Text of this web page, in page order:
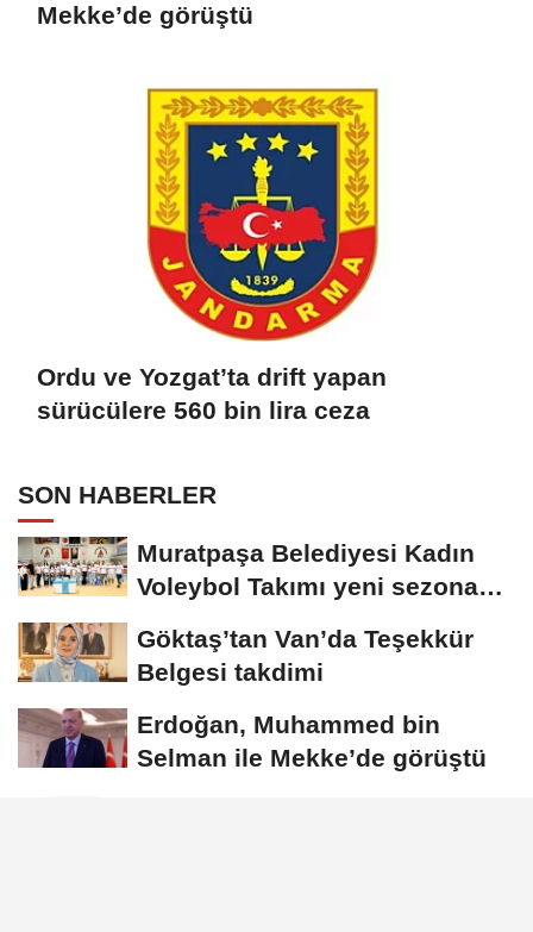
Mekke’de görüştü
Ordu ve Yozgat’ta drift yapan
sürücülere 560 bin lira ceza
SON HABERLER
Muratpaşa Belediyesi Kadın
Voleybol Takımı yeni sezona
Göktaş’tan Van’da Teşekkür
Belgesi takdimi
Erdoğan, Muhammed bin
Selman ile Mekke’de görüştü